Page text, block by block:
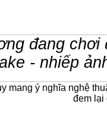
đang
- nhiếp